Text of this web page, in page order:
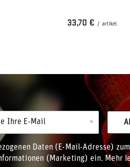
33,70 € / artikel
Ihre E-Mail
Daten (E-Mail-Adresse)
(Marketing) ein. Mehr